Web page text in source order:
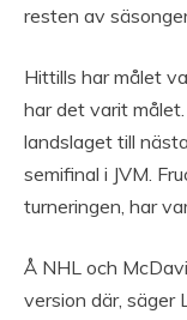
resten av
Hittills har målet
har det varit
landslaget till
semifinal i JVM.
turneringen, har
Å NHL och
version där, säger